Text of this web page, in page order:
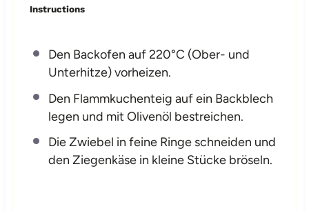
Instructions
Den Backofen auf 220°C (Ober- und
Unterhitze) vorheizen.
Den Flammkuchenteig auf ein Backblech
legen und mit Olivenöl bestreichen.
Die Zwiebel in feine Ringe schneiden und
den Ziegenkäse in kleine Stücke bröseln.